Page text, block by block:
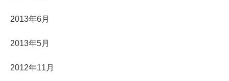
2013年6月
2013年5月
2012年11月